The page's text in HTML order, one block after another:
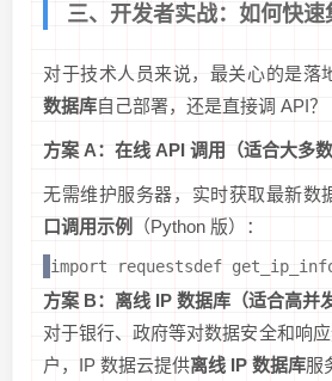
三、开发者实战：如何快速
对于技术人员来说，最关心的是落
数据库自己部署，还是直接调 API？
方案 A：在线 API 调用（适合大多数
无需维护服务器，实时获取最新数
口调用示例
（Python 版）：
import requestsdef
方案 B：离线 IP 数据库（适合高并
对于银行、政府等对数据安全和响
户，IP 数据云提供离线 IP 数据库服